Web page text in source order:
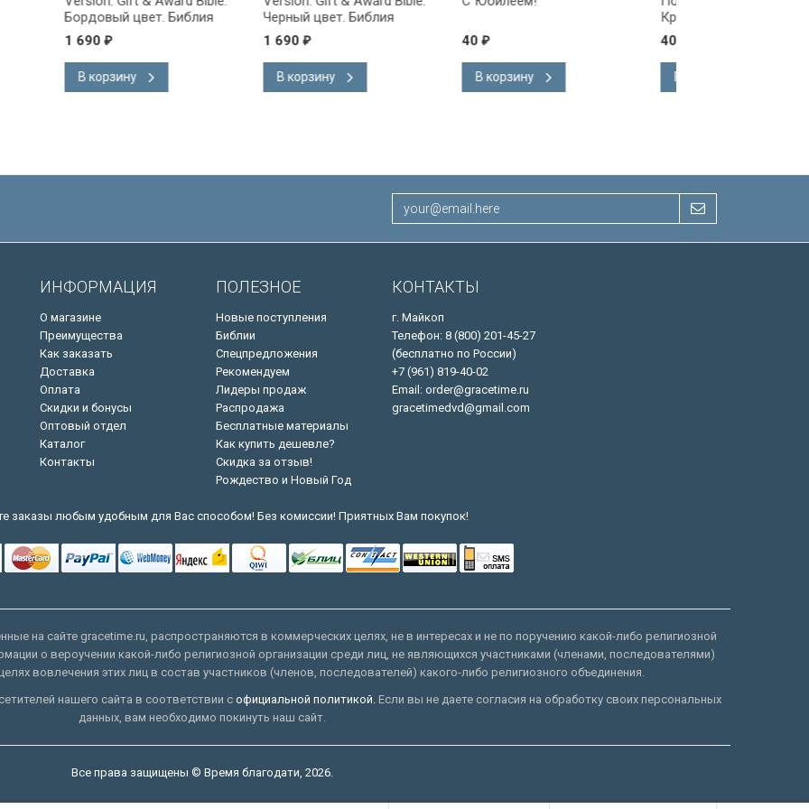
слова
Черный цвет. Библия
Короля Иакова на
английском языке.
Словарь, карты, закладка,
подарочная вкладка, слова
1 690
В корзину
40
В корзину В корзину
ИНФОРМАЦИЯ
О магазине
Преимущества
Как заказать
Доставка
Оплата
Скидки и бонусы
Оптовый отдел
Каталог
Контакты
ПОЛЕЗНОЕ
Новые поступления
Библии
Спецпредложения
Рекомендуем
Лидеры продаж
Распродажа
Бесплатные материалы
Как купить дешевле?
Скидка за отзыв!
Рождество и Новый Год
КОНТАКТЫ
г. Майкоп
Телефон: 8 (800) 201-45-27
(бесплатно по России)
+7 (961) 819-40-02
Email: order@gracetime.ru
gracetimedvd@gmail.com
заказы любым удобным для Вас способом! Без комиссии! Приятных Вам покупок!
на сайте gracetime.ru, распространяются в коммерческих целях, не в интересах и не по поручению какой-либо религиозной
о вероучении какой-либо религиозной организации среди лиц, не являющихся участниками (членами, последователями)
вовлечения этих лиц в состав участников (членов, последователей) какого-либо религиозного объединения.
нашего сайта в соответствии с официальной политикой.Если вы не даете согласия на обработку своих персональных
данных, вам необходимо покинуть наш сайт.
Все права защищены © Время благодати, 2026.